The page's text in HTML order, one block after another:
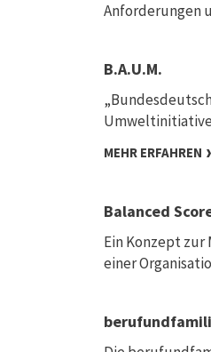
Anforderungen
B.A.U.M.
MEHR ERFAHREN
Balanced
Ein Konzept
einer